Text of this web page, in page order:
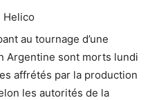
au tournage d’une
Argentine sont morts lundi
affrétés par la production
les autorités de la